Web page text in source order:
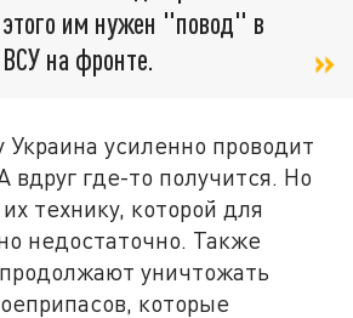
им нужен "повод" в
на фронте.
усиленно проводит
вдруг где-то получится. Но
технику, которой для
недостаточно. Также
уничтожать
которые